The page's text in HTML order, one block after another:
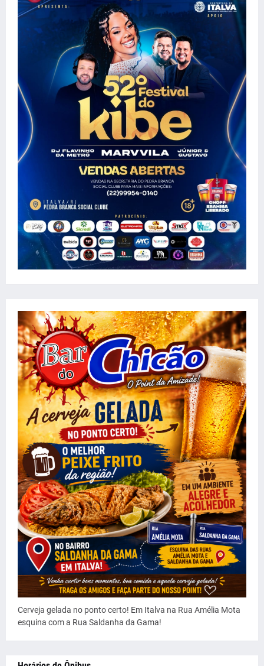
Cerveja gelada no ponto certo! Em Italva na Rua Amélia Mota
esquina com a Rua Saldanha da Gama!